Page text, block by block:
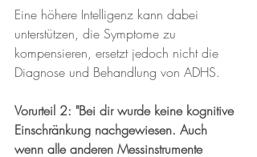
Eine höhere Intelligenz kann dabei
unterstützen, die Symptome zu
kompensieren, ersetzt jedoch nicht die
Diagnose und Behandlung von ADHS.
Vorurteil 2: "Bei dir wurde keine kognitive
Einschränkung nachgewiesen. Auch
wenn alle anderen Messinstrumente